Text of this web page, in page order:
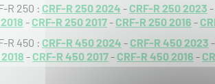
R 250 : CRF-R 250 2024 -CRF-R 250 2023 -
-CRF-R 250 2017-CRF-R 250 2016 -
R 450 : CRF-R 450 2024 - CRF-R 450 2023 -
-CRF-R 450 2017- CRF-R 450 2016 -